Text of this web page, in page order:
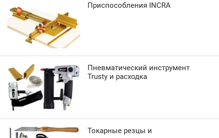
Приспособления INCRA
Пневматический инструмент
Trusty и расходка
Токарные резцы и